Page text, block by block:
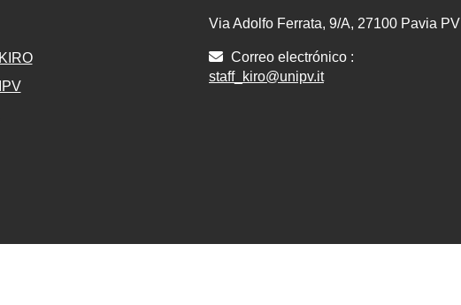
Via Adolfo Ferrata, 9/A, 27100 Pavia PV
Correo electrónico :
staff_kiro@unipv.it